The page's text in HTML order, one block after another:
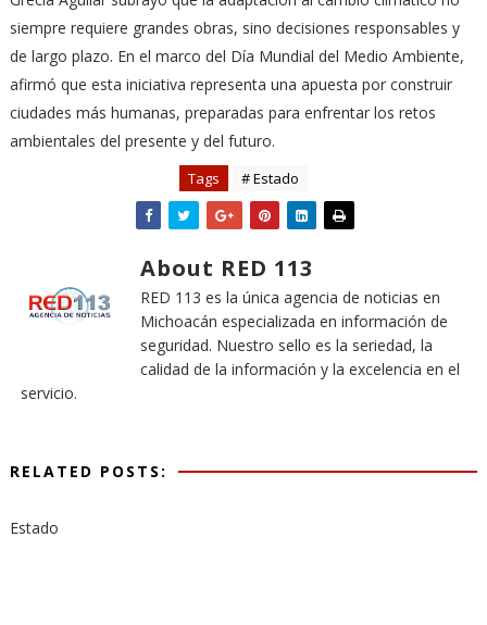
siempre requiere grandes obras, sino decisiones responsables y
de largo plazo. En el marco del Día Mundial del Medio Ambiente,
afirmó que esta iniciativa representa una apuesta por construir
ciudades más humanas, preparadas para enfrentar los retos
ambientales del presente y del futuro.
Tags # Estado
About RED 113
RED 113 es la única agencia de noticias en
Michoacán especializada en información de
seguridad. Nuestro sello es la seriedad, la
calidad de la información y la excelencia en el
servicio.
RELATED POSTS:
Estado